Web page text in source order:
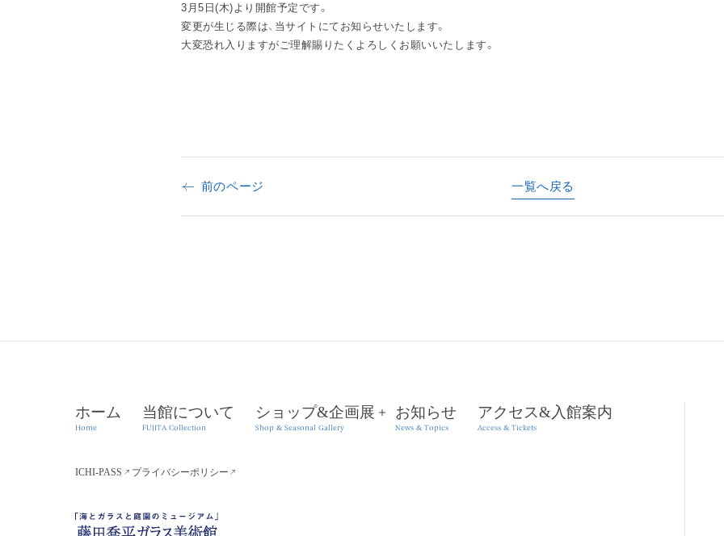
3月5日(木)より開館予定です。
変更が生じる際は、当サイトにてお知らせいたします。
大変恐れ入りますがご理解賜りたくよろしくお願いいたします。
前のページ 一覧へ戻る
ホーム
Home
当館について
FUJITA Collection
ショップ&企画展
Shop & Seasonal Gallery
お知らせ
News & Topics
アクセス&入館案内
Access & Tickets
ICHI-PASS プライバシーポリシー